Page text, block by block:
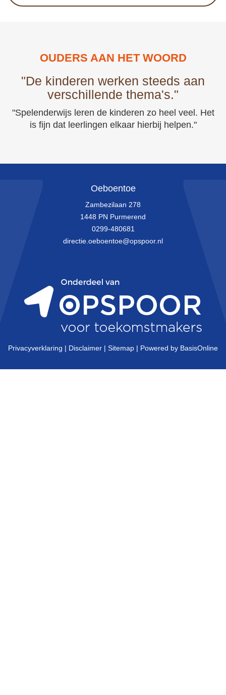
OUDERS AAN HET WOORD
"De kinderen werken steeds aan
verschillende thema's."
"Spelenderwijs leren de kinderen zo heel veel. Het
is fijn dat leerlingen elkaar hierbij helpen."
Oeboentoe
Zambezilaan 278
1448 PN Purmerend
0299-480681
directie.oeboentoe@opspoor.nl
Privacyverklaring | Disclaimer | Sitemap | Powered by BasisOnline